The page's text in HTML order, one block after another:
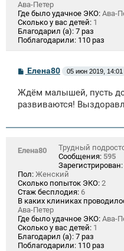
Ава-Петер
Где было удачное ЭКО: Ава-
Сколько у вас детей: 1
Благодарил (а): 7 раз
Поблагодарили: 110 раз
С
б
щ
и
Елена80 05 июн 2019, 14:01
Ждём малышей, пусть
развиваются!
Елена80
Трудный
Сообщения: 595
Зарегистрирован:
Пол: Женский
Сколько попыток ЭКО: 2
Стаж бесплодия: 6
В каких клиниках
Ава-Петер
Где было удачное ЭКО: Ава-
Сколько у вас детей: 1
Благодарил (а): 7 раз
Поблагодарили: 110 раз